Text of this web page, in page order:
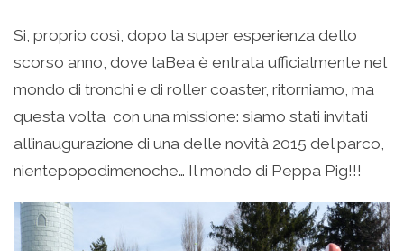
Si, proprio così, dopo la super esperienza dello
scorso anno, dove laBea è entrata ufficialmente nel
mondo di tronchi e di roller coaster, ritorniamo, ma
questa volta con una missione: siamo stati invitati
all’inaugurazione di una delle novità 2015 del parco,
nientepopodimenoche… Il mondo di Peppa Pig!!!